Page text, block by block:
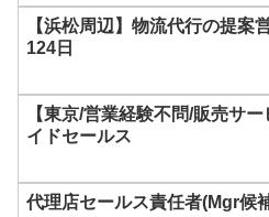
に
し
だ
い
【浜松周辺】物流代行の提
124日
【東京/営業経験不問/販売サ
イドセールス
代理店セールス責任者(Mgr候